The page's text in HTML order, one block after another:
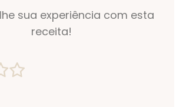
sua experiência com esta
receita!